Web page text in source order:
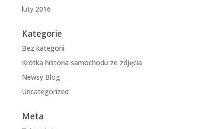
luty 2016
Kategorie
Bez kategorii
Krótka historia samochodu ze zdjęcia
Newsy Blog
Uncategorized
Meta